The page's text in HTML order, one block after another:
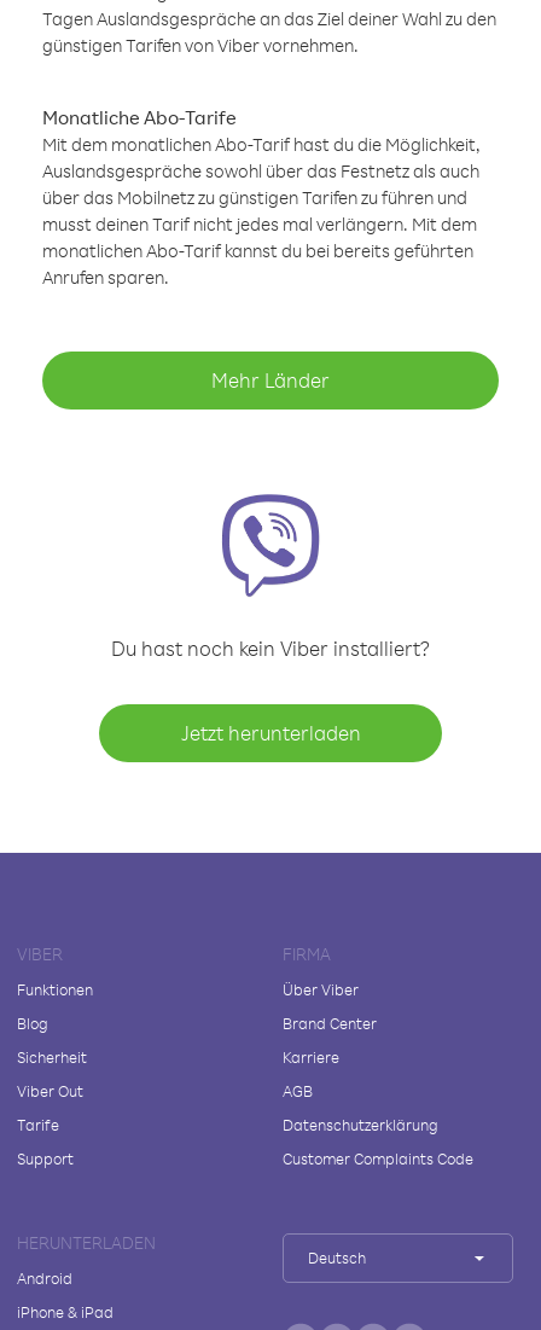
Tagen Auslandsgespräche an das Ziel deiner Wahl zu den
günstigen Tarifen von Viber vornehmen.
Monatliche Abo-Tarife
Mit dem monatlichen Abo-Tarif hast du die Möglichkeit,
Auslandsgespräche sowohl über das Festnetz als auch
über das Mobilnetz zu günstigen Tarifen zu führen und
musst deinen Tarif nicht jedes mal verlängern. Mit dem
monatlichen Abo-Tarif kannst du bei bereits geführten
Anrufen sparen.
Mehr Länder
Du hast noch kein Viber installiert?
Jetzt herunterladen
VIBER
Funktionen
Blog
Sicherheit
Viber Out
Tarife
Support
FIRMA
Über Viber
Brand Center
Karriere
AGB
Datenschutzerklärung
Customer Complaints Code
HERUNTERLADEN
Android
iPhone & iPad
Deutsch